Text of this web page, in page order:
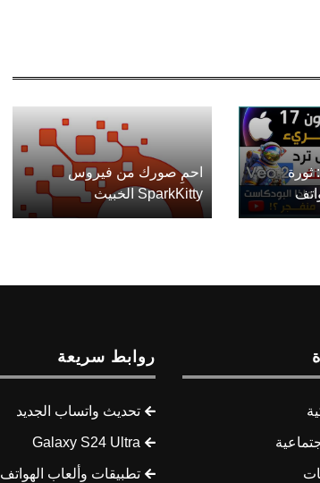
ثورة
احمِ صورك من فيروس
SparkKitty الخبيث
روابط سريعة
تحديث واتساب الجديد
Galaxy S24 Ultra
تطبيقات وألعاب الهواتف